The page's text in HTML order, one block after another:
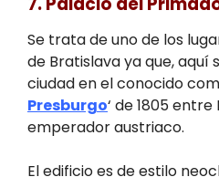
Se trata de uno de los
de Bratislava ya que, aquí
ciudad en el conocido
Presburgo‘ de 1805
emperador austriaco.
El edificio es de estilo